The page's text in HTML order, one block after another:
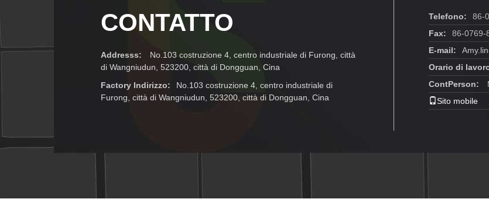
CONTATTO
Addresss:
No.103 costruzione 4, centro industriale di Furong, città
di Wangniudun, 523200, città di Dongguan, Cina
Factory Indirizzo:
No.103 costruzione 4, centro industriale di
Furong, città di Wangniudun, 523200, città di Dongguan, Cina
Telefono:
86-
Fax:
86-0769-
E-mail:
Orario di
ContPerson:
Sito mobile